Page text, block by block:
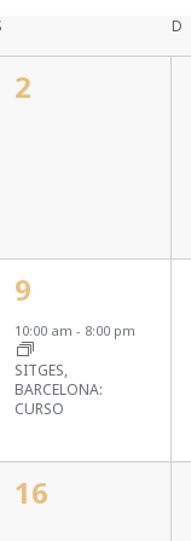
D
0
2
1
evento,
9
10:00 am - 8:00 pm
SITGES,
BARCELONA:
CURSO
0
16